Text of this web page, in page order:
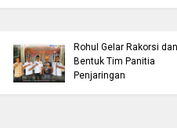
Rohul Gelar Rakorsi dan
Bentuk Tim Panitia
Penjaringan